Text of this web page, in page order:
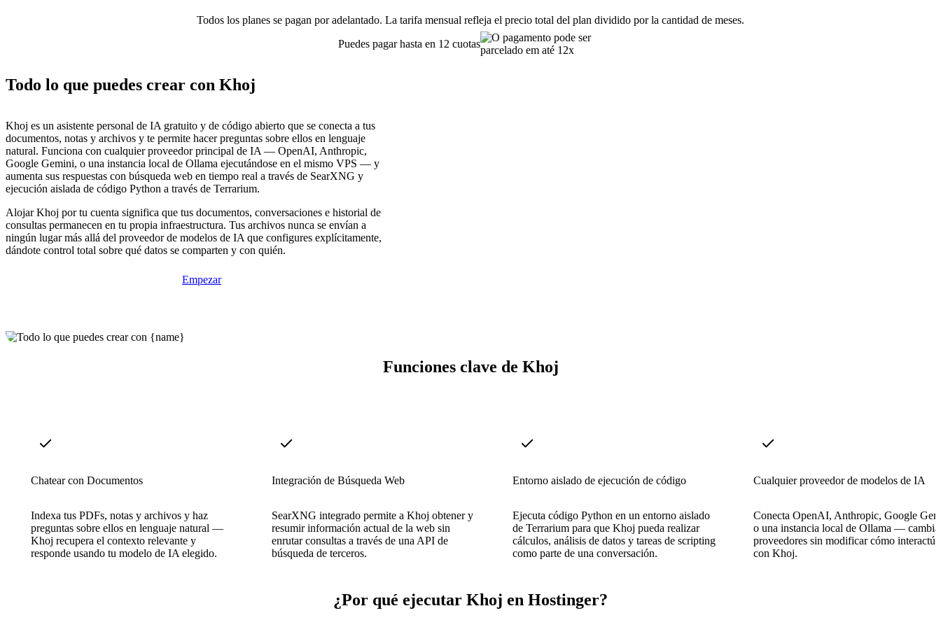
Todos los planes se pagan por adelantado. La tarifa mensual refleja el precio total del plan dividido por la cantidad de meses.
Puedes pagar hasta en 12 cuotas
Todo lo que puedes crear con Khoj
Khoj es un asistente personal de IA gratuito y de código abierto que se conecta a tus
documentos, notas y archivos y te permite hacer preguntas sobre ellos en lenguaje
natural. Funciona con cualquier proveedor principal de IA — OpenAI, Anthropic,
Google Gemini, o una instancia local de Ollama ejecutándose en el mismo VPS — y
aumenta sus respuestas con búsqueda web en tiempo real a través de SearXNG y
ejecución aislada de código Python a través de Terrarium.
Alojar Khoj por tu cuenta significa que tus documentos, conversaciones e historial de
consultas permanecen en tu propia infraestructura. Tus archivos nunca se envían a
ningún lugar más allá del proveedor de modelos de IA que configures explícitamente,
dándote control total sobre qué datos se comparten y con quién.
Empezar
Funciones clave de Khoj
Chatear con Documentos
Indexa tus PDFs, notas y archivos y haz
preguntas sobre ellos en lenguaje natural —
Khoj recupera el contexto relevante y
responde usando tu modelo de IA elegido.
Integración de Búsqueda Web
SearXNG integrado permite a Khoj obtener y
resumir información actual de la web sin
enrutar consultas a través de una API de
búsqueda de terceros.
Entorno aislado de ejecución de código
Ejecuta código Python en un entorno aislado
de Terrarium para que Khoj pueda realizar
cálculos, análisis de datos y tareas de scripting
como parte de una conversación.
Cualquier proveedor de modelos de IA
Conecta OpenAI, Anthropic, Google
o una instancia local de Ollama — cambia
proveedores sin modificar cómo
con Khoj.
¿Por qué ejecutar Khoj en Hostinger?